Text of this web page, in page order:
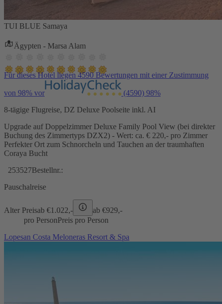
TUI BLUE Samaya
Ägypten - Marsa Alam
Für dieses Hotel liegen 4590 Bewertungen mit einer Zustimmung
von 98% vor (4590) 98%
8-tägige Flugreise, DZ Deluxe Poolseite inkl. AI
Upgrade auf Doppelzimmer Deluxe Family Pool View (bei direkter
Buchung des Zimmertyps DZX2) - Wert: ca. € 220,- pro Zimmer
Perfekter Ort zum Schnorcheln und Tauchen an der traumhaften
Coraya Bucht
253527Bestellnr.:
Pauschalreise
Alter Preisab €1.022,- ab €929,-
pro PersonPreis pro Person
Lopesan Costa Meloneras Resort & Spa